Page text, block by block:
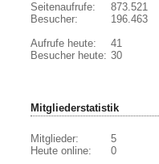
Seitenaufrufe:
Besucher:
Aufrufe heute:
Besucher heute:
873.521
196.463
41
30
Mitgliederstatistik
Mitglieder:
Heute online:
5
0